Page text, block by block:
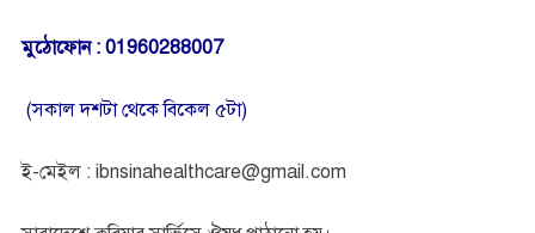
মুঠোফোন : 01960288007
(সকাল দশটা থেকে বিকেল ৫টা)
ই-মেইল : ibnsinahealthcare@gmail.com